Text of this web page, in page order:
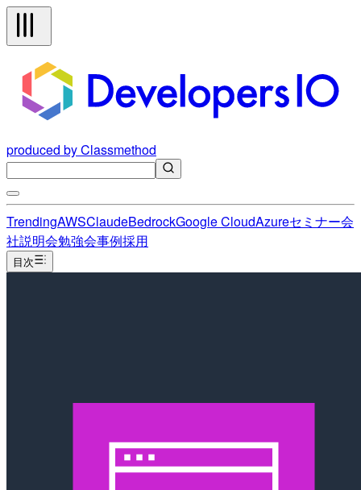
produced by Classmethod
TrendingAWSClaudeBedrockGoogle CloudAzureセミナー会
社説明会勉強会事例採用
目次